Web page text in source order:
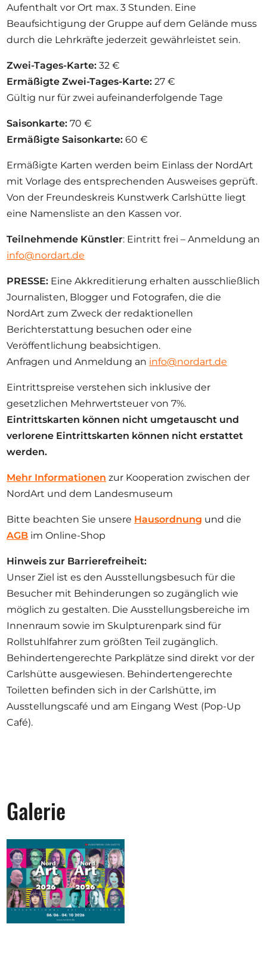
Aufenthalt vor Ort max. 3 Stunden. Eine
Beaufsichtigung der Gruppe auf dem Gelände muss
durch die Lehrkräfte jederzeit gewährleistet sein.
Zwei-Tages-Karte:32 €
Ermäßigte Zwei-Tages-Karte:27 €
Gültig nur für zwei aufeinanderfolgende Tage
Saisonkarte: 70 €
Ermäßigte Saisonkarte: 60 €
Ermäßigte Karten werden beim Einlass der NordArt
mit Vorlage des entsprechenden Ausweises geprüft.
Von der Freundeskreis Kunstwerk Carlshütte liegt
eine Namensliste an den Kassen vor.
Teilnehmende Künstler: Eintritt frei – Anmeldung an
info@nordart.de
PRESSE: Eine Akkreditierung erhalten ausschließlich
Journalisten, Blogger und Fotografen, die die
NordArt zum Zweck der redaktionellen
Berichterstattung besuchen oder eine
Veröffentlichung beabsichtigen.
Anfragen und Anmeldung an info@nordart.de
Eintrittspreise verstehen sich inklusive der
gesetzlichen Mehrwertsteuer von 7%.
Eintrittskarten können nicht umgetauscht und
verlorene Eintrittskarten können nicht erstattet
werden.
Mehr Informationen zur Kooperation zwischen der
NordArt und dem Landesmuseum
Bitte beachten Sie unsere Hausordnung und die
AGB im Online-Shop
Hinweis zur Barrierefreiheit:
Unser Ziel ist es den Ausstellungsbesuch für die
Besucher mit Behinderungen so zugänglich wie
möglich zu gestalten. Die Ausstellungsbereiche im
Innenraum sowie im Skulpturenpark sind für
Rollstuhlfahrer zum größten Teil zugänglich.
Behindertengerechte Parkplätze sind direkt vor der
Carlshütte ausgewiesen. Behindertengerechte
Toiletten befinden sich in der Carlshütte, im
Ausstellungscafé und am Eingang West (Pop-Up
Café).
Galerie